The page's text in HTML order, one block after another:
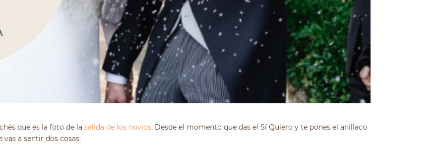
que es la foto de lasalida de los novios. Desde el momento que das el Sí Quiero y te pones el anillaco
a sentir dos cosas: